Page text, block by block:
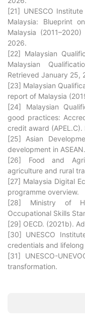
[21] UNESCO
Malaysia: Blueprint
Malaysia
2026.
[22] Malaysian
Malaysian
Retrieved January 25,
[23] Malaysian
report of Malaysia
[24] Malaysian
good practices:
credit award
[25] Asian
development in ASEAN.
[26] Food and
agriculture and rural
[27] Malaysia Digital
programme overview.
[28] Ministry of
Occupational Skills
[29] OECD. (2021b).
[30] UNESCO
credentials and
[31] UNESCO-
transformation.